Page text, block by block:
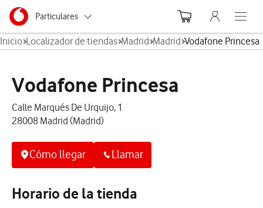
Ir a la pagina principal de vodafone.es
Menu navegación Segmento
Particulares
Autónomos
y AA.PP.
Menu
Abre el
Inicio Localizador de tiendas Madrid Madrid Vodafone Princesa
Vodafone Princesa
Calle Marqués De Urquijo, 1
28008 Madrid (Madrid)
Cómo llegar Llamar
Horario de la tienda